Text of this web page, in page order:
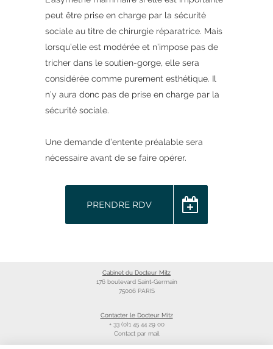
peut être prise en charge par la sécurité
sociale au titre de chirurgie réparatrice. Mais
lorsqu’elle est modérée et n’impose pas de
tricher dans le soutien-gorge, elle sera
considérée comme purement esthétique. Il
n’y aura donc pas de prise en charge par la
sécurité sociale.
Une demande d’entente préalable sera
nécessaire avant de se faire opérer.
PRENDRE RDV
Cabinet du Docteur Mitz
176 boulevard Saint-Germain
75006 PARIS
Contacter le Docteur Mitz
+ 33 (0)1 45 44 29 00
Contact par mail